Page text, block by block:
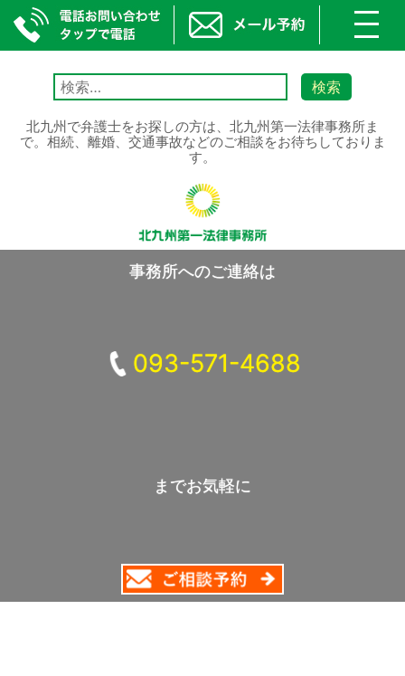
検
索:
北九州で弁護士をお探しの方は、北九州第一法律事務所ま
で。相続、離婚、交通事故などのご相談をお待ちしておりま
す。
事務所へのご連絡は
093-571-4688
までお気軽に